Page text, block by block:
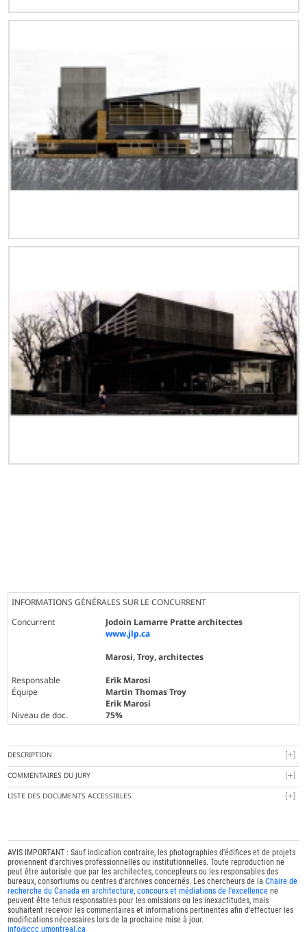
INFORMATIONS GÉNÉRALES SUR LE CONCURRENT
Concurrent
Jodoin Lamarre Pratte architectes
www.jlp.ca
Marosi, Troy, architectes
Responsable
Erik Marosi
Équipe
Martin Thomas Troy
Erik Marosi
Niveau de doc.
75%
DESCRIPTION
COMMENTAIRES DU JURY
LISTE DES DOCUMENTS ACCESSIBLES
AVIS IMPORTANT : Sauf indication contraire, les photographies d'édifices et de projets
proviennent d'archives professionnelles ou institutionnelles. Toute reproduction ne
peut être autorisée que par les architectes, concepteurs ou les responsables des
bureaux, consortiums ou centres d'archives concernés. Les chercheurs de laChaire de
recherche du Canada en architecture, concours et médiations de l'excellence ne
peuvent être tenus responsables pour les omissions ou les inexactitudes, mais
souhaitent recevoir les commentaires et informations pertinentes afin d'effectuer les
modifications nécessaires lors de la prochaine mise à jour.
info@ccc.umontreal.ca